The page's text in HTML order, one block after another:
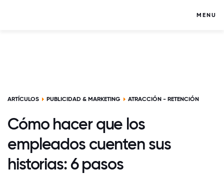
MENU
ARTÍCULOS PUBLICIDAD & MARKETING ATRACCIÓN - RETENCIÓN
Cómo hacer que los
empleados cuenten sus
historias: 6 pasos